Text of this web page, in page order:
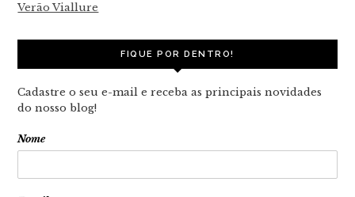
Verão Viallure
FIQUE POR DENTRO!
Cadastre o seu e-mail e receba as principais novidades
do nosso blog!
Nome